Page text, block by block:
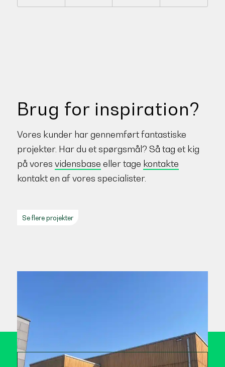
Brug for inspiration?
Vores kunder har gennemført fantastiske
projekter. Har du et spørgsmål? Så tag et kig
på vores vidensbase eller tage kontakte
kontakt en af vores specialister.
Se flere projekter